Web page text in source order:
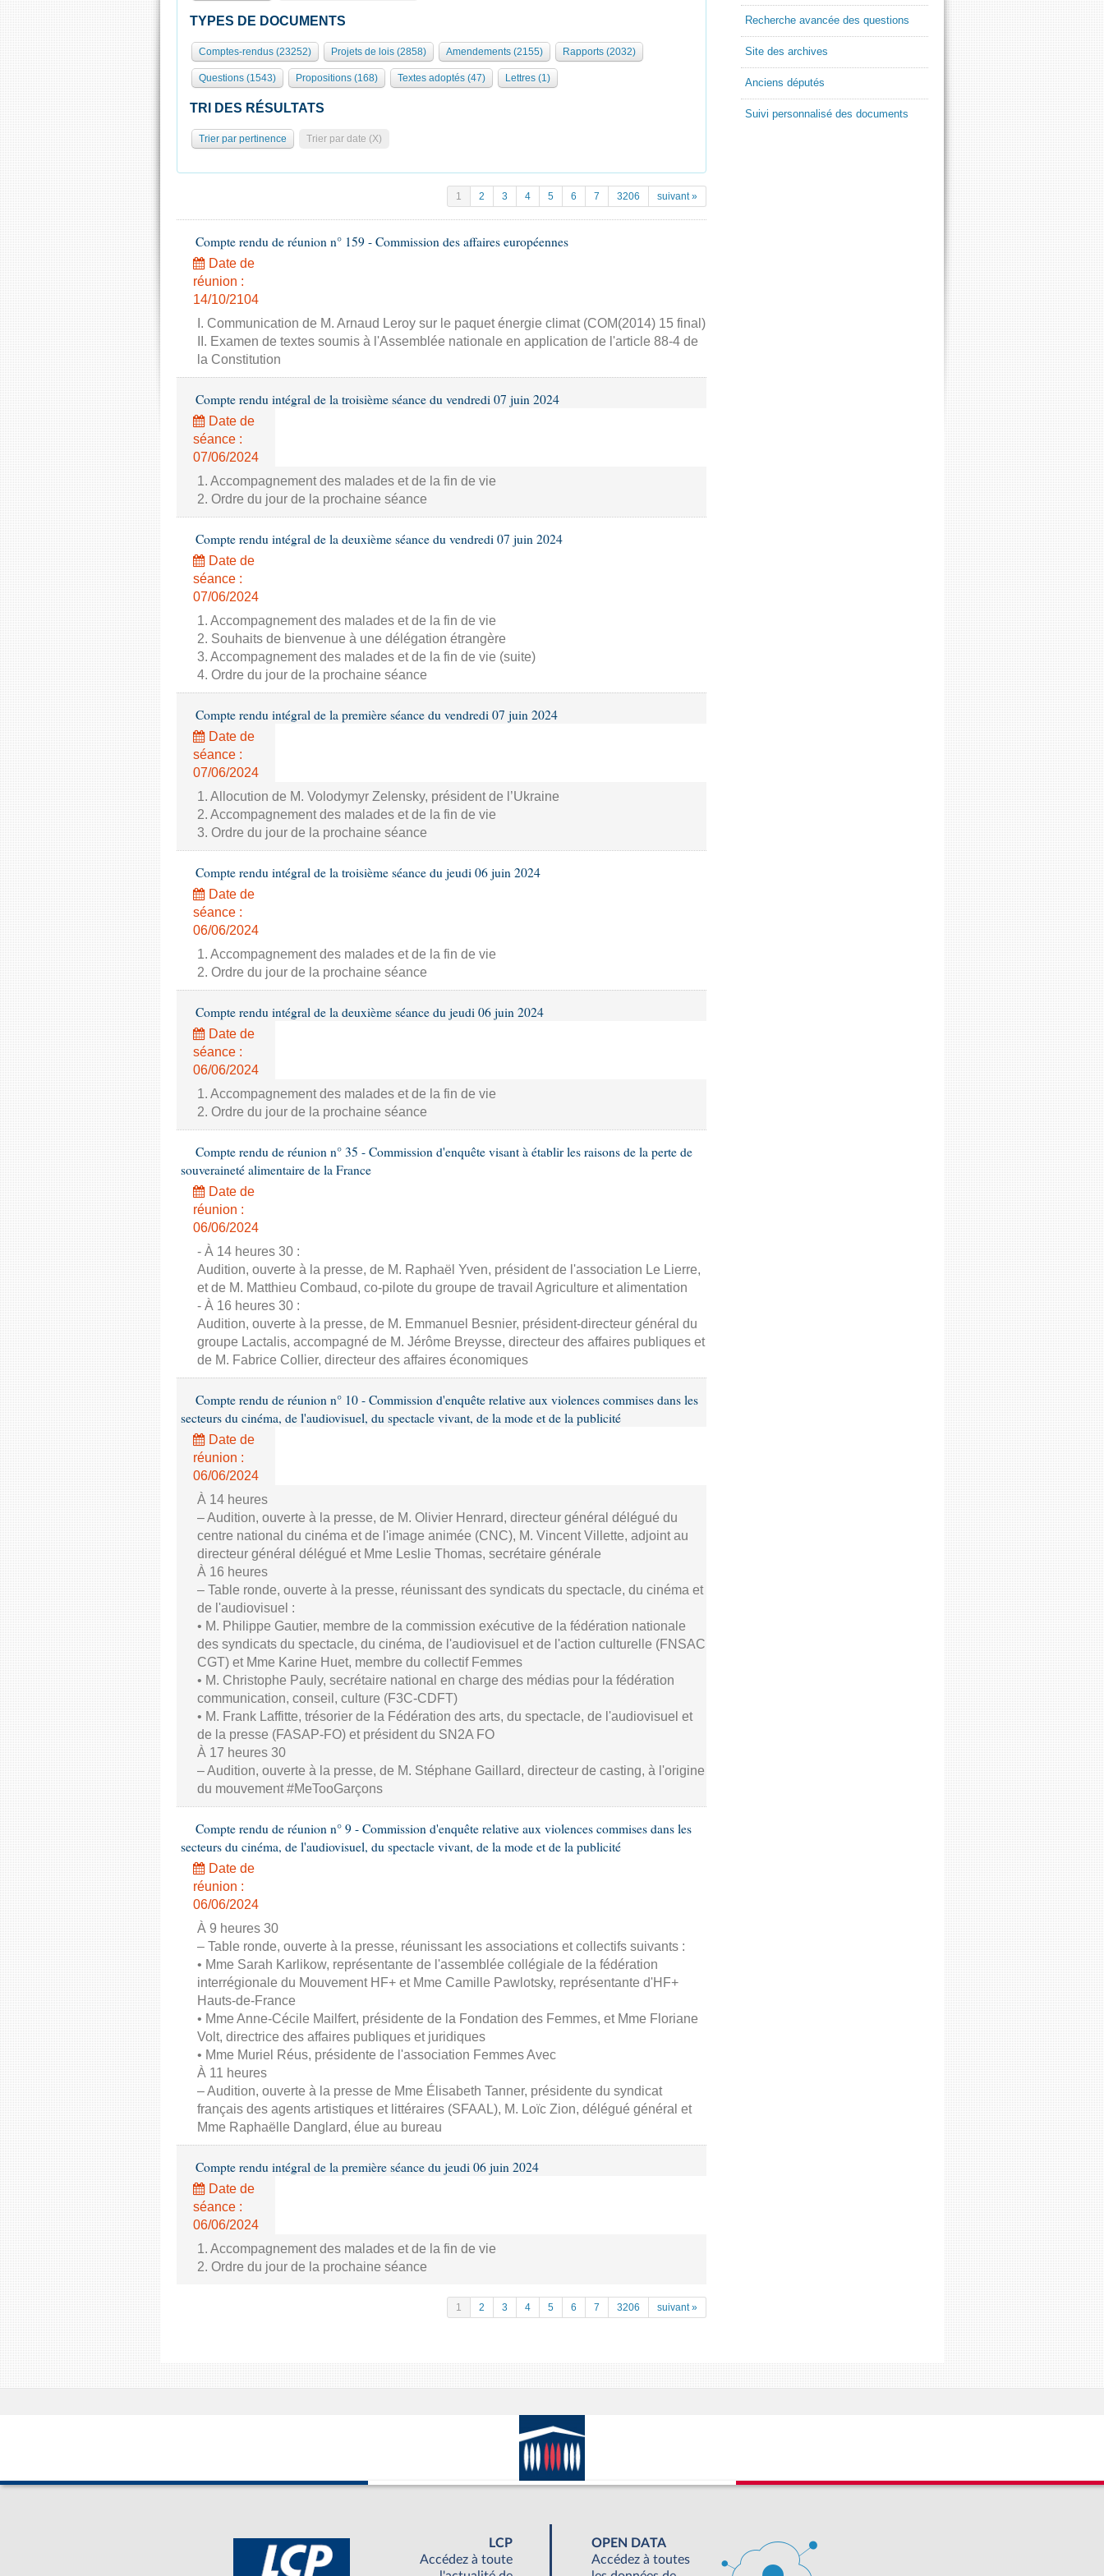
TYPES DE DOCUMENTS
Comptes-rendus (23252) Projets de lois (2858) Amendements (2155) Rapports (2032)
Questions (1543) Propositions (168) Textes adoptés (47) Lettres (1)
TRI DES RÉSULTATS
Trier par pertinence Trier par date (X)
1 2 3 4 5 6 7 3206 suivant »
Compte rendu de réunion n° 159 - Commission des affaires européennes
Date de
réunion :
14/10/2104
I. Communication de M. Arnaud Leroy sur le paquet énergie climat (COM(2014) 15 final)
II. Examen de textes soumis à l'Assemblée nationale en application de l'article 88-4 de
la Constitution
Compte rendu intégral de la troisième séance du vendredi 07 juin 2024
Date de
séance :
07/06/2024
1. Accompagnement des malades et de la fin de vie
2. Ordre du jour de la prochaine séance
Compte rendu intégral de la deuxième séance du vendredi 07 juin 2024
Date de
séance :
07/06/2024
1. Accompagnement des malades et de la fin de vie
2. Souhaits de bienvenue à une délégation étrangère
3. Accompagnement des malades et de la fin de vie (suite)
4. Ordre du jour de la prochaine séance
Compte rendu intégral de la première séance du vendredi 07 juin 2024
Date de
séance :
07/06/2024
1. Allocution de M. Volodymyr Zelensky, président de l’Ukraine
2. Accompagnement des malades et de la fin de vie
3. Ordre du jour de la prochaine séance
Compte rendu intégral de la troisième séance du jeudi 06 juin 2024
Date de
séance :
06/06/2024
1. Accompagnement des malades et de la fin de vie
2. Ordre du jour de la prochaine séance
Compte rendu intégral de la deuxième séance du jeudi 06 juin 2024
Date de
séance :
06/06/2024
1. Accompagnement des malades et de la fin de vie
2. Ordre du jour de la prochaine séance
Compte rendu de réunion n° 35 - Commission d'enquête visant à établir les raisons de la perte de
souveraineté alimentaire de la France
Date de
réunion :
06/06/2024
- À 14 heures 30 :
Audition, ouverte à la presse, de M. Raphaël Yven, président de l'association Le Lierre,
et de M. Matthieu Combaud, co-pilote du groupe de travail Agriculture et alimentation
- À 16 heures 30 :
Audition, ouverte à la presse, de M. Emmanuel Besnier, président-directeur général du
groupe Lactalis, accompagné de M. Jérôme Breysse, directeur des affaires publiques et
de M. Fabrice Collier, directeur des affaires économiques
Compte rendu de réunion n° 10 - Commission d'enquête relative aux violences commises dans les
secteurs du cinéma, de l'audiovisuel, du spectacle vivant, de la mode et de la publicité
Date de
réunion :
06/06/2024
À 14 heures
– Audition, ouverte à la presse, de M. Olivier Henrard, directeur général délégué du
centre national du cinéma et de l'image animée (CNC), M. Vincent Villette, adjoint au
directeur général délégué et Mme Leslie Thomas, secrétaire générale
À 16 heures
– Table ronde, ouverte à la presse, réunissant des syndicats du spectacle, du cinéma et
de l'audiovisuel :
• M. Philippe Gautier, membre de la commission exécutive de la fédération nationale
des syndicats du spectacle, du cinéma, de l'audiovisuel et de l'action culturelle (FNSAC
CGT) et Mme Karine Huet, membre du collectif Femmes
• M. Christophe Pauly, secrétaire national en charge des médias pour la fédération
communication, conseil, culture (F3C-CDFT)
• M. Frank Laffitte, trésorier de la Fédération des arts, du spectacle, de l'audiovisuel et
de la presse (FASAP-FO) et président du SN2A FO
À 17 heures 30
– Audition, ouverte à la presse, de M. Stéphane Gaillard, directeur de casting, à l'origine
du mouvement #MeTooGarçons
Compte rendu de réunion n° 9 - Commission d'enquête relative aux violences commises dans les
secteurs du cinéma, de l'audiovisuel, du spectacle vivant, de la mode et de la publicité
Date de
réunion :
06/06/2024
À 9 heures 30
– Table ronde, ouverte à la presse, réunissant les associations et collectifs suivants :
• Mme Sarah Karlikow, représentante de l'assemblée collégiale de la fédération
interrégionale du Mouvement HF+ et Mme Camille Pawlotsky, représentante d'HF+
Hauts-de-France
• Mme Anne-Cécile Mailfert, présidente de la Fondation des Femmes, et Mme Floriane
Volt, directrice des affaires publiques et juridiques
• Mme Muriel Réus, présidente de l'association Femmes Avec
À 11 heures
– Audition, ouverte à la presse de Mme Élisabeth Tanner, présidente du syndicat
français des agents artistiques et littéraires (SFAAL), M. Loïc Zion, délégué général et
Mme Raphaëlle Danglard, élue au bureau
Compte rendu intégral de la première séance du jeudi 06 juin 2024
Date de
séance :
06/06/2024
1. Accompagnement des malades et de la fin de vie
2. Ordre du jour de la prochaine séance
1 2 3 4 5 6 7 3206 suivant »
Recherche avancée des questions
Site des archives
Anciens députés
Suivi personnalisé des documents
LCP
Accédez à toute
OPEN DATA
Accédez à toutes